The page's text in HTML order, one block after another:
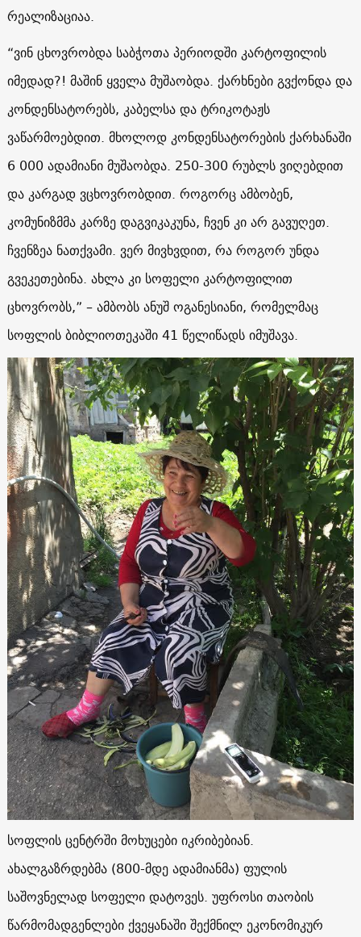
რეალიზაციაა.
“ვინ ცხოვრობდა საბჭოთა პერიოდში კარტოფილის
იმედად?! მაშინ ყველა მუშაობდა. ქარხნები გვქონდა და
კონდენსატორებს, კაბელსა და ტრიკოტაჟს
ვაწარმოებდით. მხოლოდ კონდენსატორების ქარხანაში
6 000 ადამიანი მუშაობდა. 250-300 რუბლს ვიღებდით
და კარგად ვცხოვრობდით. როგორც ამბობენ,
კომუნიზმმა კარზე დაგვიკაკუნა, ჩვენ კი არ გავუღეთ.
ჩვენზეა ნათქვამი. ვერ მივხვდით, რა როგორ უნდა
გვეკეთებინა. ახლა კი სოფელი კარტოფილით
ცხოვრობს,” – ამბობს ანუშ ოგანესიანი, რომელმაც
სოფლის ბიბლიოთეკაში 41 წელიწადს იმუშავა.
სოფლის ცენტრში მოხუცები იკრიბებიან.
ახალგაზრდებმა (800-მდე ადამიანმა) ფულის
საშოვნელად სოფელი დატოვეს. უფროსი თაობის
წარმომადგენლები ქვეყანაში შექმნილ ეკონომიკურ